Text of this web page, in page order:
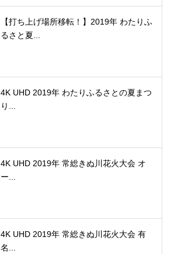
【打ち上げ場所移転！】2019年 わたりふ
るさと夏...
4K UHD 2019年 わたりふるさとの夏まつ
り...
4K UHD 2019年 常総きぬ川花火大会 オ
ー...
4K UHD 2019年 常総きぬ川花火大会 有
名...